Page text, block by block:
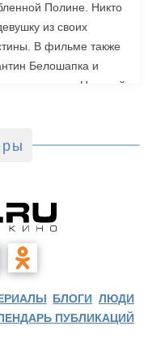
Полине. Никто
из своих
В фильме также
Белошапка и
выступил Николай
БЛОГИ ЛЮДИ
ПУБЛИКАЦИЙ